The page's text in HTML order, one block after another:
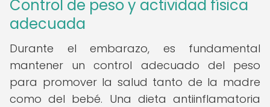
Control de peso y actividad física
adecuada
Durante el embarazo, es fundamental
mantener un control adecuado del peso
para promover la salud tanto de la madre
como del bebé. Una dieta antiinflamatoria